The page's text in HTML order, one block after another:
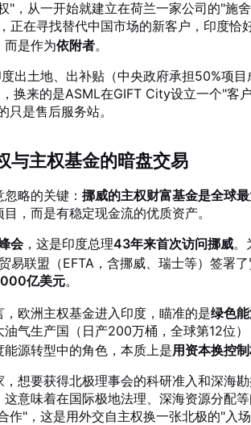
"，从一开始就建立在荷兰一家公司的"施
正在寻找替代中国市场的新客户 ，印度恰
是作为依附者。
出土地、出补贴（中央政府承担50%项目
换来的是ASML在GIFT City设立一个"客
是售后服务站。
与主权基金的暗盘交易
略的关键： 挪威的主权财富基金是全球
，而是有稳定现金流的优质资产。
会，这是印度总理43年来首次访问挪威。
联盟（EFTA，含挪威、瑞士等）签署了
亿美元。
欧洲主权基金进入印度，瞄准的是绿色能
气生产国（日产200万桶，全球第12位）
源转型中的角色，本质上是用资本换控
想要获得北极理事会的科研准入和深海
意味着在国际极地法理、深海资源分配
作"，这是用外交自主权换一张北极的"入场